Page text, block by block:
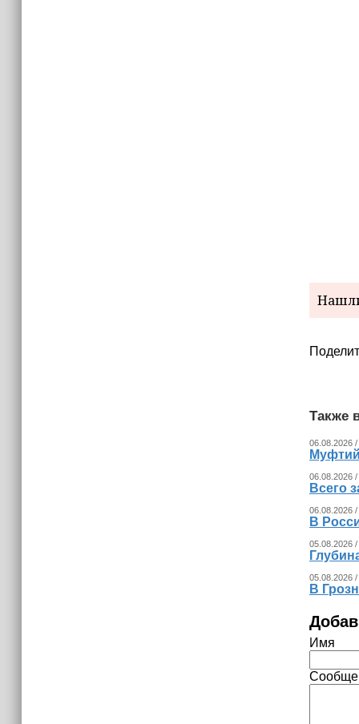
Также
06.08.2026 /
06.08.2026
Всего
06.08.2026
В
05.08.2026
05.08.2026
В
Имя